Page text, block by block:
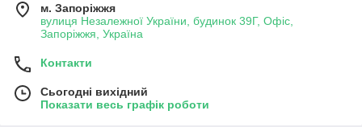
м. Запоріжжя
вулиця Незалежної України, будинок 39Г, Офіс,
Запоріжжя, Україна
Контакти
Сьогодні вихідний
Показати весь графік роботи